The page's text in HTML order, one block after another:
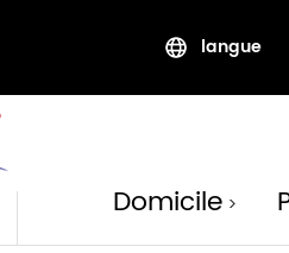
langue
Domicile >